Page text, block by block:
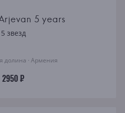
5 years
5 звезд
долина · Армения
2950 ₽